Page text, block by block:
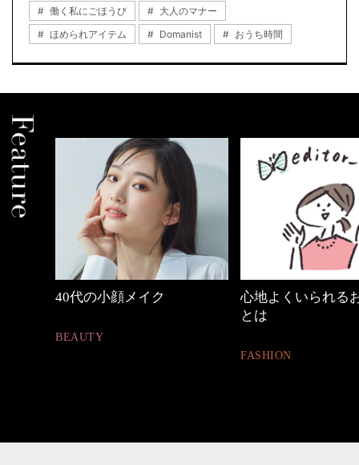
働く私にごほうび
大人のマナー
ほめられアイテム
Domanist おうち時間
心地よくいられるおしゃれ
働く女性のバッグ